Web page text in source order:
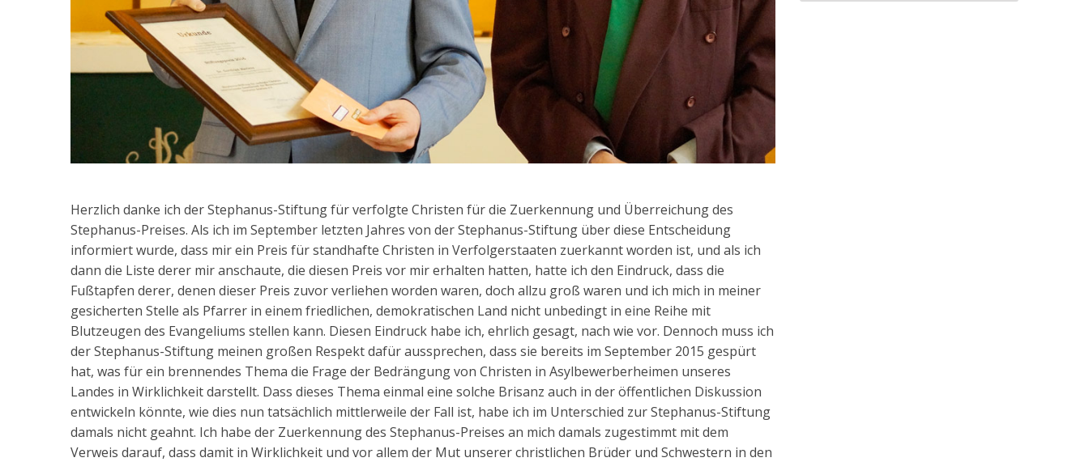
Herzlich danke ich der Stephanus-Stiftung für verfolgte Christen für die Zuerkennung und Überreichung des
Stephanus-Preises. Als ich im September letzten Jahres von der Stephanus-Stiftung über diese Entscheidung
informiert wurde, dass mir ein Preis für standhafte Christen in Verfolgerstaaten zuerkannt worden ist, und als ich
dann die Liste derer mir anschaute, die diesen Preis vor mir erhalten hatten, hatte ich den Eindruck, dass die
Fußtapfen derer, denen dieser Preis zuvor verliehen worden waren, doch allzu groß waren und ich mich in meiner
gesicherten Stelle als Pfarrer in einem friedlichen, demokratischen Land nicht unbedingt in eine Reihe mit
Blutzeugen des Evangeliums stellen kann. Diesen Eindruck habe ich, ehrlich gesagt, nach wie vor. Dennoch muss ich
der Stephanus-Stiftung meinen großen Respekt dafür aussprechen, dass sie bereits im September 2015 gespürt
hat, was für ein brennendes Thema die Frage der Bedrängung von Christen in Asylbewerberheimen unseres
Landes in Wirklichkeit darstellt. Dass dieses Thema einmal eine solche Brisanz auch in der öffentlichen Diskussion
entwickeln könnte, wie dies nun tatsächlich mittlerweile der Fall ist, habe ich im Unterschied zur Stephanus-Stiftung
damals nicht geahnt. Ich habe der Zuerkennung des Stephanus-Preises an mich damals zugestimmt mit dem
Verweis darauf, dass damit in Wirklichkeit und vor allem der Mut unserer christlichen Brüder und Schwestern in den